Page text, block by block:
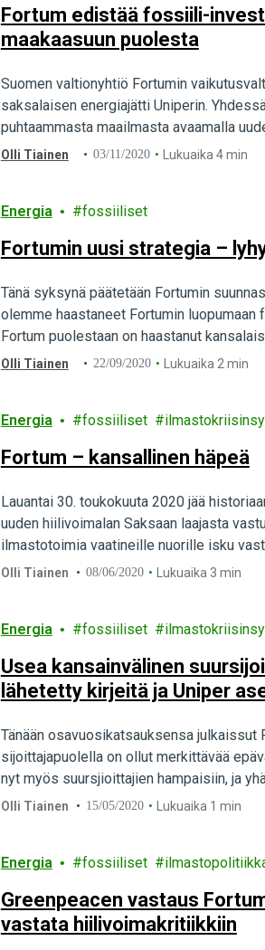
Fortum edistää fossiili-
maakaasuun puolesta
Suomen valtionyhtiö Fortumin
saksalaisen energiajätti Uniperin.
puhtaammasta maailmasta avaamalla
Olli Tiainen 03/11/2020 Lukuaika 4 min
Energia fossiiliset
Fortumin uusi strategia –
Tänä syksynä päätetään Fortumin
olemme haastaneet Fortumin
Fortum puolestaan on haastanut
Olli Tiainen 22/09/2020 Lukuaika 2 min
Energia fossiiliset
Fortum – kansallinen häpeä
Lauantai 30. toukokuuta 2020 jää
uuden hiilivoimalan Saksaan laajasta
ilmastotoimia vaatineille nuorille isku
Olli Tiainen 08/06/2020 Lukuaika 3 min
Energia fossiiliset
Usea kansainvälinen
lähetetty kirjeitä ja Uniper
Tänään osavuosikatsauksensa julkaissut
sijoittajapuolella on ollut merkittävää
nyt myös suursjioittajien hampaisiin, ja
Olli Tiainen 15/05/2020 Lukuaika 1 min
Energia fossiiliset
Greenpeacen vastaus
vastata hiilivoimakritiikkiin